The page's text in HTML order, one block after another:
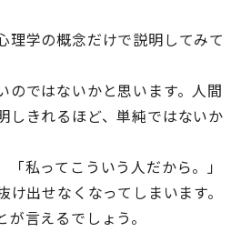
理学の概念だけで説明してみて
のではないかと思います。人間
しきれるほど、単純ではないか
私ってこういう人だから。」
け出せなくなってしまいます。
言えるでしょう。